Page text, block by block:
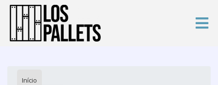
Início